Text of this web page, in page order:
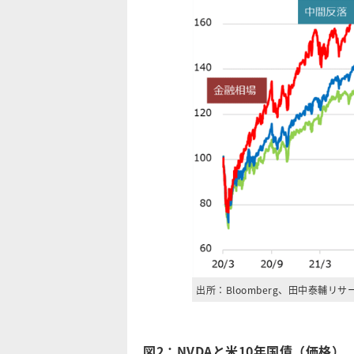
出所：Bloomberg、田中泰輔リサ